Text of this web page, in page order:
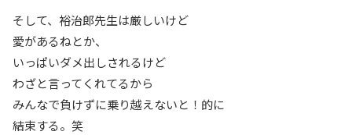
そして、裕治郎先生は厳しいけど
愛があるねとか、
いっぱいダメ出しされるけど
わざと言ってくれてるから
みんなで負けずに乗り越えないと！的に
結束する。笑